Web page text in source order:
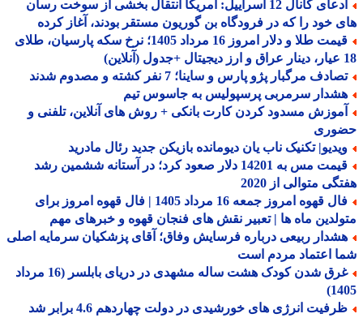
ادعای کانال 12 اسراییل: آمریکا انتقال بخشی از سوخت رسان
خود را که در فرودگاه بن گوریون مستقر بودند، آغاز کرده
قیمت طلا و دلار امروز 16 مرداد 1405؛ نرخ سکه پارسیان، طلای
مرگبار پژو پارس و ساینا؛ 7 نفر کشته و مصدوم شدند
سرمربی پرسپولیس به جاسوس تیم
مسدود کردن کارت بانکی + روش های آنلاین، تلفنی و
تکنیک ناب یان دیومانده بازیکن جدید رئال مادرید
قیمت مس به 14201 دلار صعود کرد؛ در آستانه ششمین رشد
متوالی از 2020
فال قهوه امروز جمعه 16 مرداد 1405 | فال قهوه امروز برای
ماه ها | تعبیر نقش های فنجان قهوه و خبرهای مهم
ربیعی درباره فرسایش وفاق؛ آقای پزشکیان سرمایه اصلی
اعتماد مردم است
غرق شدن کودک هشت ساله مشهدی در دریای بابلسر (16 مرداد
انرژی های خورشیدی در دولت چهاردهم 4.6 برابر شد